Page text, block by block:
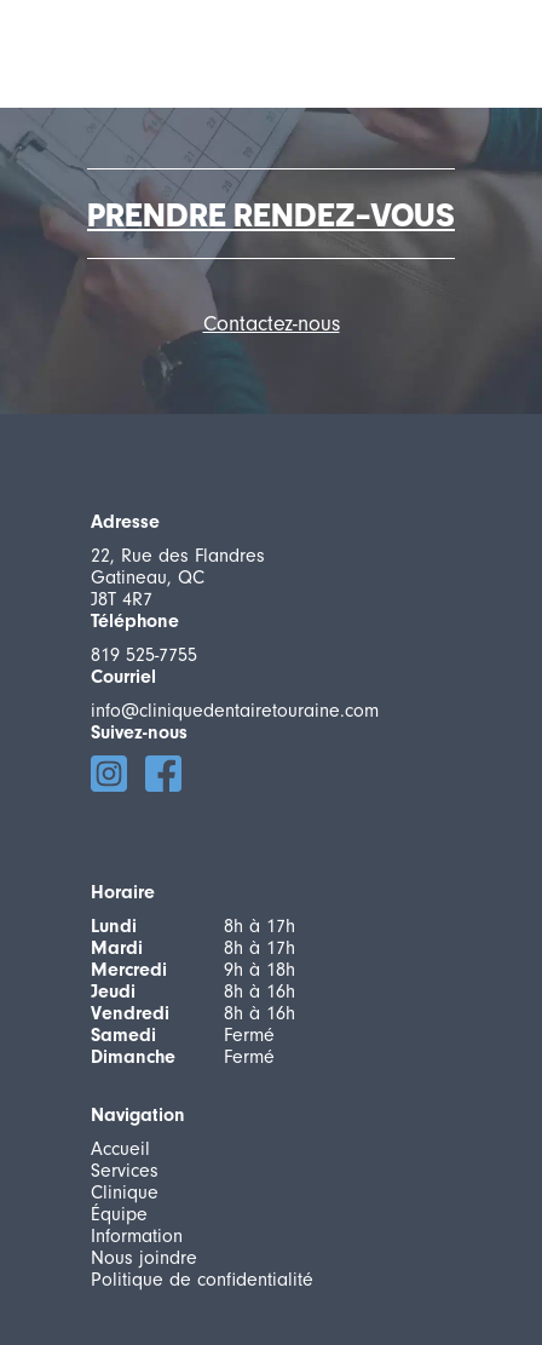
PRENDRE RENDEZ-VOUS
Contactez-nous
Adresse
22, Rue des Flandres
Gatineau, QC
J8T 4R7
Téléphone
819 525-7755
Courriel
info@cliniquedentairetouraine.com
Suivez-nous
Horaire
Lundi
8h à 17h
Mardi
8h à 17h
Mercredi
9h à 18h
Jeudi
8h à 16h
Vendredi
8h à 16h
Samedi
Fermé
Dimanche
Fermé
Navigation
Accueil
Services
Clinique
Équipe
Information
Nous joindre
Politique de confidentialité